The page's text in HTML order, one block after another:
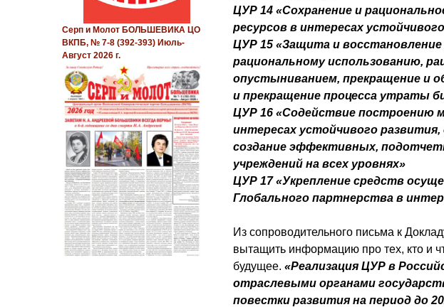
ЦУР 14 «Сохранение и
ресурсов в интересах
ЦУР 15 «Защита и
рациональному использованию,
опустыниванием, прекращение и
и прекращение процесса утраты
ЦУР 16 «Содействие построению
интересах устойчивого развития,
создание эффективных,
учреждений на всех уровнях»
ЦУР 17 «Укрепление средств
Глобального партнерства в
Из сопроводительного письма к
вытащить информацию про тех, кто и
будущее. «Реализация ЦУР в
отраслевыми органами
повестки развития на период до
Серп и Молот БОЛЬШЕВИКА ЦО
ВКПБ, № 7-8 (392-393) Июль-
Август 2026 г.